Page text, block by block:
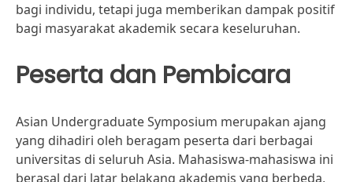
bagi individu, tetapi juga memberikan dampak positif
bagi masyarakat akademik secara keseluruhan.
Peserta dan Pembicara
Asian Undergraduate Symposium merupakan ajang
yang dihadiri oleh beragam peserta dari berbagai
universitas di seluruh Asia. Mahasiswa-mahasiswa ini
berasal dari latar belakang akademis yang berbeda,